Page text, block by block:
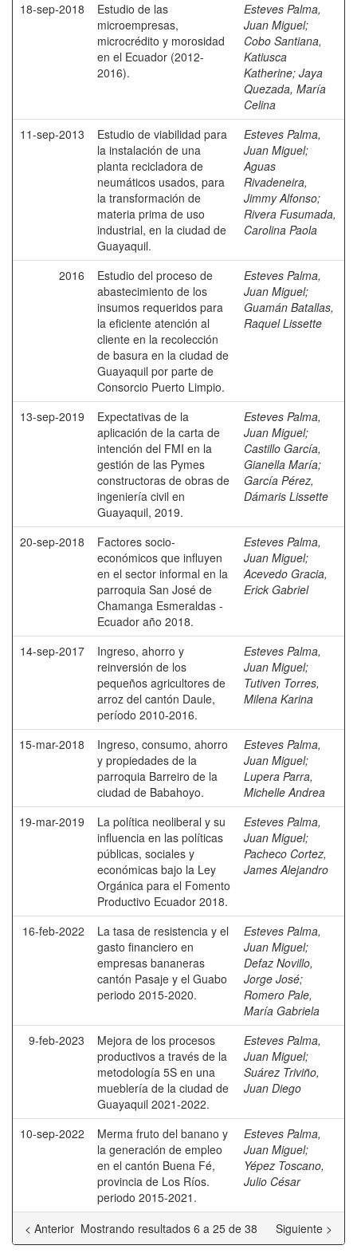
18-sep-2018
Estudio de las
microempresas,
microcrédito y morosidad
en el Ecuador (2012-
2016).
Esteves Palma,
Juan Miguel;
Cobo Santiana,
Katiusca
Katherine; Jaya
Quezada, María
Celina
11-sep-2013
Estudio de viabilidad para
la instalación de una
planta recicladora de
neumáticos usados, para
la transformación de
materia prima de uso
industrial, en la ciudad de
Guayaquil.
Esteves Palma,
Juan Miguel;
Aguas
Rivadeneira,
Jimmy Alfonso;
Rivera Fusumada,
Carolina Paola
2016
Estudio del proceso de
abastecimiento de los
insumos requeridos para
la eficiente atención al
cliente en la recolección
de basura en la ciudad de
Guayaquil por parte de
Consorcio Puerto Limpio.
Esteves Palma,
Juan Miguel;
Guamán Batallas,
Raquel Lissette
13-sep-2019
Expectativas de la
aplicación de la carta de
intención del FMI en la
gestión de las Pymes
constructoras de obras de
ingeniería civil en
Guayaquil, 2019.
Esteves Palma,
Juan Miguel;
Castillo García,
Gianella María;
García Pérez,
Dámaris Lissette
20-sep-2018
Factores socio-
económicos que influyen
en el sector informal en la
parroquia San José de
Chamanga Esmeraldas -
Ecuador año 2018.
Esteves Palma,
Juan Miguel;
Acevedo Gracia,
Erick Gabriel
14-sep-2017
Ingreso, ahorro y
reinversión de los
pequeños agricultores de
arroz del cantón Daule,
período 2010-2016.
Esteves Palma,
Juan Miguel;
Tutiven Torres,
Milena Karina
15-mar-2018
Ingreso, consumo, ahorro
y propiedades de la
parroquia Barreiro de la
ciudad de Babahoyo.
Esteves Palma,
Juan Miguel;
Lupera Parra,
Michelle Andrea
19-mar-2019
La política neoliberal y su
influencia en las políticas
públicas, sociales y
económicas bajo la Ley
Orgánica para el Fomento
Productivo Ecuador 2018.
Esteves Palma,
Juan Miguel;
Pacheco Cortez,
James Alejandro
16-feb-2022
La tasa de resistencia y el
gasto financiero en
empresas bananeras
cantón Pasaje y el Guabo
periodo 2015-2020.
Esteves Palma,
Juan Miguel;
Defaz Novillo,
Jorge José;
Romero Pale,
María Gabriela
9-feb-2023
Mejora de los procesos
productivos a través de la
metodología 5S en una
mueblería de la ciudad de
Guayaquil 2021-2022.
Esteves Palma,
Juan Miguel;
Suárez Triviño,
Juan Diego
10-sep-2022
Merma fruto del banano y
la generación de empleo
en el cantón Buena Fé,
provincia de Los Ríos.
periodo 2015-2021.
Esteves Palma,
Juan Miguel;
Yépez Toscano,
Julio César
Mostrando resultados 6 a 25 de 38
< Anterior Siguiente >